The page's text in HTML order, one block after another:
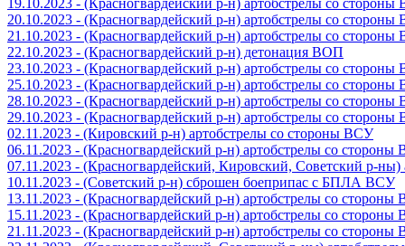
20.10.2023 - (Красногвардейский р-н) артобстрелы со
21.10.2023 - (Красногвардейский р-н) артобстрелы со
22.10.2023 - (Красногвардейский р-н) детонация ВОП
23.10.2023 - (Красногвардейский р-н) артобстрелы со
25.10.2023 - (Красногвардейский р-н) артобстрелы со
28.10.2023 - (Красногвардейский р-н) артобстрелы со
29.10.2023 - (Красногвардейский р-н) артобстрелы со
02.11.2023 - (Кировский р-н) артобстрелы со стороны ВСУ
06.11.2023 - (Красногвардейский р-н) артобстрелы со стороны
07.11.2023 - (Красногвардейский, Кировский, Советский р-
10.11.2023 - (Советский р-н) сброшен боеприпас с БПЛА ВСУ
13.11.2023 - (Красногвардейский р-н) артобстрелы со стороны
15.11.2023 - (Красногвардейский р-н) артобстрелы со стороны
21.11.2023 - (Красногвардейский р-н) артобстрелы со стороны